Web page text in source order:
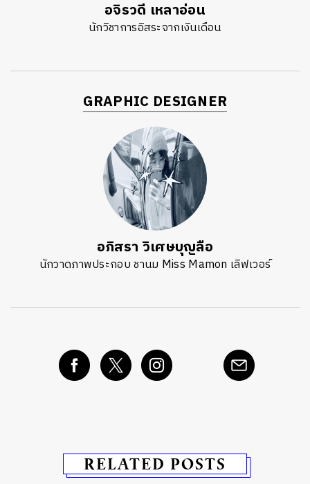
อจิรวดี เหลาอ่อน
นักวิชาการอิสระจากเงินเดือน
GRAPHIC DESIGNER
อภิสรา วิเศษบุญลือ
นักวาดภาพประกอบ ชานม Miss Mamon เลิฟเวอร์
RELATED POSTS